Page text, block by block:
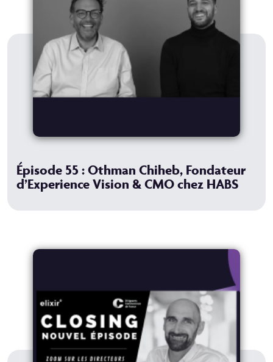
Épisode 55 : Othman Chiheb, Fondateur
d’Experience Vision & CMO chez HABS